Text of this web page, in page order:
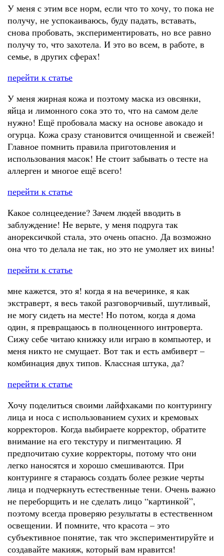
У меня с этим все норм, если что то хочу, то пока не
получу, не успокаиваюсь, буду падать, вставать,
снова пробовать, экспериментировать, но все равно
получу то, что захотела. И это во всем, в работе, в
семье, в других сферах!
перейти к статье
У меня жирная кожа и поэтому маска из овсянки,
яйца и лимонного сока это то, что на самом деле
нужно! Ещё пробовала маску на основе авокадо и
огурца. Кожа сразу становится очищенной и свежей!
Главное помнить правила приготовления и
использования масок! Не стоит забывать о тесте на
аллерген и многое ещё всего!
перейти к статье
Какое солнцеедение? Зачем людей вводить в
заблуждение! Не верьте, у меня подруга так
анорексичкой стала, это очень опасно. Да возможно
она что то делала не так, но это не умоляет их вины!
перейти к статье
мне кажется, это я! когда я на вечеринке, я как
экстраверт, я весь такой разговорчивый, шутливый,
не могу сидеть на месте! Но потом, когда я дома
один, я превращаюсь в полноценного интроверта.
Сижу себе читаю книжку или играю в компьютер, и
меня никто не смущает. Вот так и есть амбиверт –
комбинация двух типов. Классная штука, да?
перейти к статье
Хочу поделиться своими лайфхаками по контурингу
лица и носа с использованием сухих и кремовых
корректоров. Когда выбираете корректор, обратите
внимание на его текстуру и пигментацию. Я
предпочитаю сухие корректоры, потому что они
легко наносятся и хорошо смешиваются. При
контуринге я стараюсь создать более резкие черты
лица и подчеркнуть естественные тени. Очень важно
не переборщить и не сделать лицо “картинкой”,
поэтому всегда проверяю результаты в естественном
освещении. И помните, что красота – это
субъективное понятие, так что экспериментируйте и
создавайте макияж, который вам нравится!